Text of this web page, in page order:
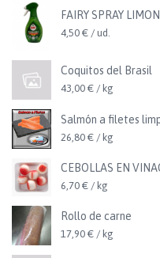
FAIRY SPRAY
4,50 € / ud.
Coquitos del Brasil
43,00 € / kg
Salmón a filetes
26,80 € / kg
CEBOLLAS EN
6,70 € / kg
Rollo de carne
17,90 € / kg